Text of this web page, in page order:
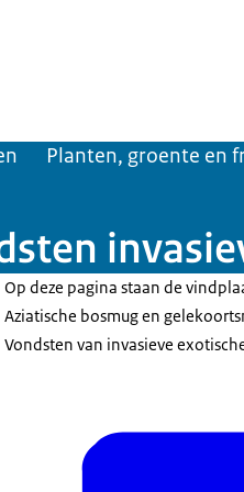
Planten, groente en
Op deze pagina staan de
Aziatische bosmug en
Vondsten van invasieve